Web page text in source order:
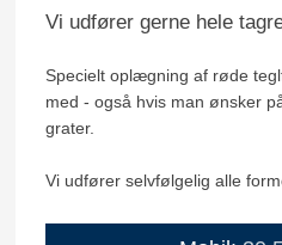
​Vi udfører gerne hele
Specielt oplægning af røde
med - også hvis man ønsker
grater.
Vi udfører selvfølgelig alle